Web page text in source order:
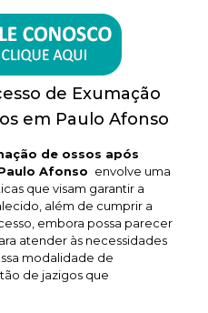
de Exumação
em Paulo Afonso
de ossos após
Afonso envolve uma
que visam garantir a
além de cumprir a
embora possa parecer
atender às necessidades
modalidade de
de jazigos que